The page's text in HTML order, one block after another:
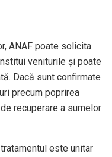
ANAF poate solicita
veniturile și poate
Dacă sunt confirmate
precum poprirea
recuperare a sumelor
este unitar